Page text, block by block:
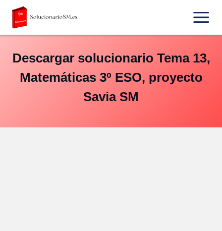
Saltar
contenido
Descargar solucionario Tema 13,
Matemáticas 3º ESO, proyecto
Savia SM